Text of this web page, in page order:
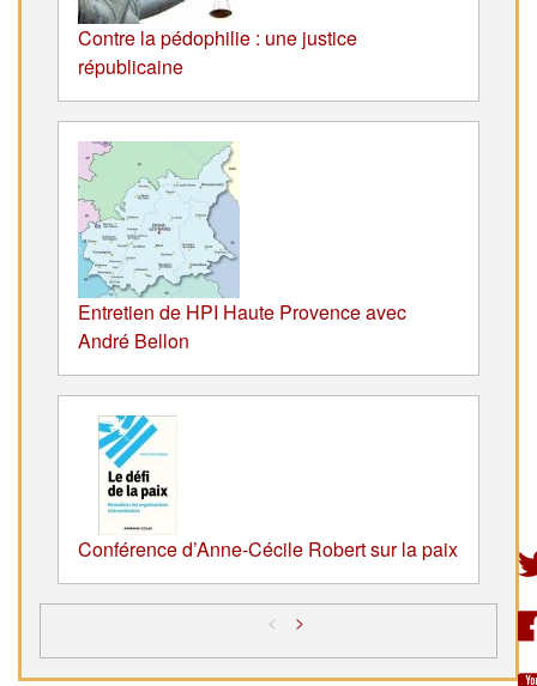
Contre la pédophilie : une justice
républicaine
Entretien de HPI Haute Provence avec
André Bellon
Conférence d’Anne-Cécile Robert sur la paix
< >